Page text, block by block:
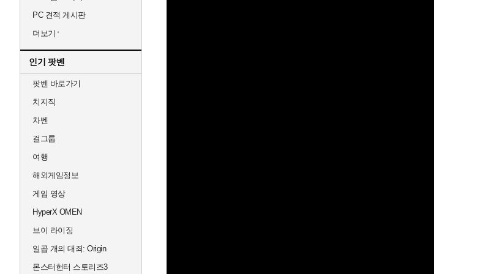
PC 견적 게시판
더보기
인기 팟벤
팟벤 바로가기
치지직
차벤
걸그룹
여행
해외게임정보
게임 영상
HyperX OMEN
브이 라이징
일곱 개의 대죄: Origin
몬스터헌터 스토리즈3